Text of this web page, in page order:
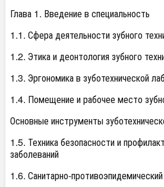
Глава 1. Введение в специальность
1.1. Сфера деятельности зубного
1.2. Этика и деонтология зубного
1.3. Эргономика в зуботехнической
1.4. Помещение и рабочее место
Основные инструменты
1.5. Техника безопасности и
заболеваний
1.6. Санитарно-